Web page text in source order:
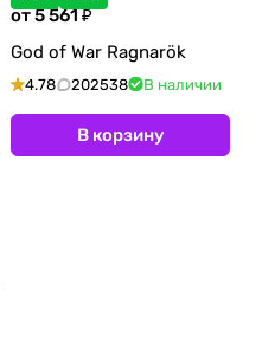
от 5 561 ₽
God of War Ragnarök
4.78 202538 В наличии
В корзину